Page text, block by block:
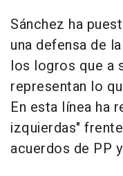
Sánchez ha
una defensa de
los logros que a
representan lo
En esta línea ha
izquierdas"
acuerdos de PP